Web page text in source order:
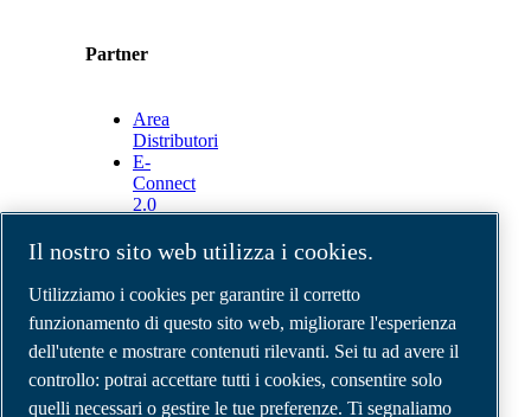
Partner
Area
Distributori
E-
Connect
2.0
Portal
Media
Gallery
©2026 Compressori d'aria ABAC
Note legali e privacy
Modulo resi
Il nostro sito web utilizza i cookies.
Utilizziamo i cookies per garantire il corretto
funzionamento di questo sito web, migliorare l'esperienza
dell'utente e mostrare contenuti rilevanti. Sei tu ad avere il
controllo: potrai accettare tutti i cookies, consentire solo
quelli necessari o gestire le tue preferenze. Ti segnaliamo